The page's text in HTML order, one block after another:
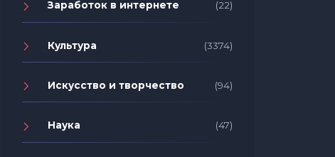
Заработок в интернете (22)
Культура (3374)
Искусство и творчество (94)
Наука (47)